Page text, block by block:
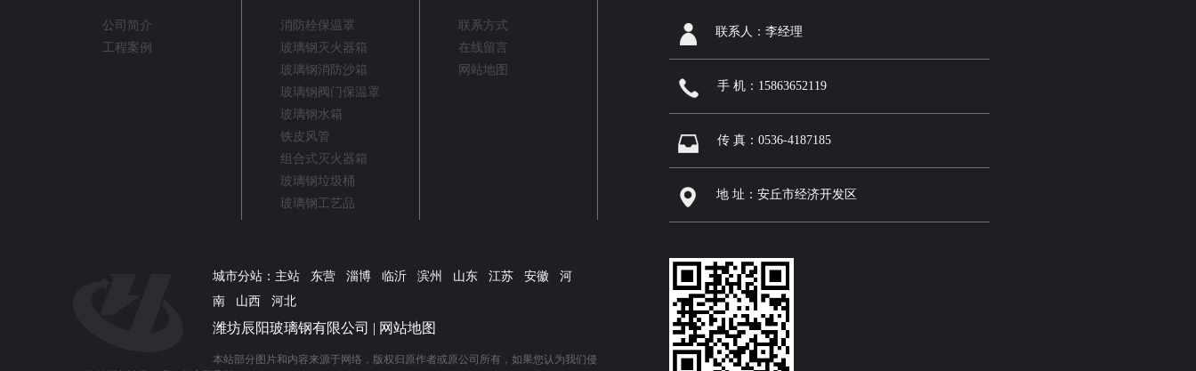
公司简介
工程案例
消防栓保温罩
玻璃钢灭火器箱
玻璃钢消防沙箱
玻璃钢阀门保温罩
玻璃钢水箱
铁皮风管
组合式灭火器箱
玻璃钢垃圾桶
玻璃钢工艺品
联系方式
在线留言
网站地图
城市分站： 主站 东营 淄博 临沂 滨州 山东 江苏 安徽
河
南
山西 河北
潍坊辰阳玻璃钢有限公司 | 网站地图
本站部分图片和内容来源于网络，版权归原作者或原公司所有，如果您认为我们侵
联系人：李经理
手 机：15863652119
传 真：0536-4187185
地 址：安丘市经济开发区